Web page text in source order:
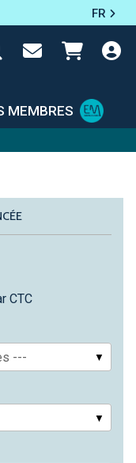
FR
MEMBRES
CTC
---